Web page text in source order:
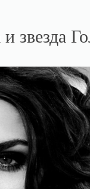
звезда